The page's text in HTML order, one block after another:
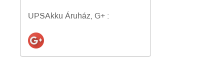
UPSAkku Áruház, G+ :